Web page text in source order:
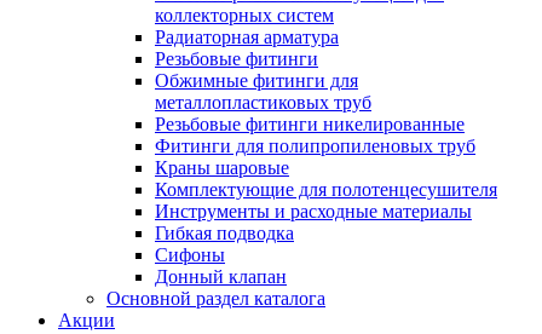
коллекторных систем
Радиаторная арматура
Резьбовые фитинги
Обжимные фитинги для
металлопластиковых труб
Резьбовые фитинги никелированные
Фитинги для полипропиленовых труб
Краны шаровые
Комплектующие для полотенцесушителя
Инструменты и расходные материалы
Гибкая подводка
Сифоны
Донный клапан
Основной раздел каталога
Акции